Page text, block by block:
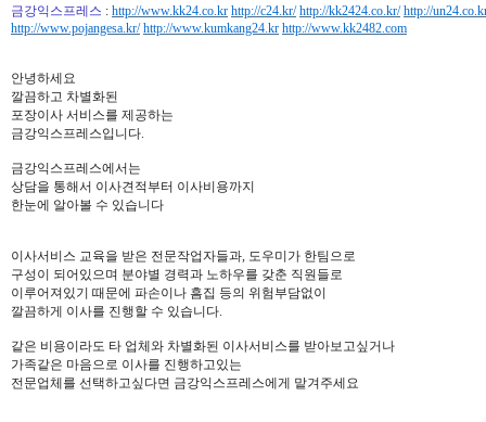
금강익스프레스 : http://www.kk24.co.kr http://c24.kr/ http://kk2424.co.kr/ http://
http://www.pojangesa.kr/ http://www.kumkang24.kr http://www.kk2482.com
안녕하세요
깔끔하고 차별화된
포장이사 서비스를 제공하는
금강익스프레스입니다.
금강익스프레스에서는
상담을 통해서 이사견적부터 이사비용까지
한눈에 알아볼 수 있습니다
이사서비스 교육을 받은 전문작업자들과, 도우미가 한팀으로
구성이 되어있으며 분야별 경력과 노하우를 갖춘 직원들로
이루어져있기 때문에 파손이나 흠집 등의 위험부담없이
깔끔하게 이사를 진행할 수 있습니다.
같은 비용이라도 타 업체와 차별화된 이사서비스를 받아보고싶거나
가족같은 마음으로 이사를 진행하고있는
전문업체를 선택하고싶다면 금강익스프레스에게 맡겨주세요